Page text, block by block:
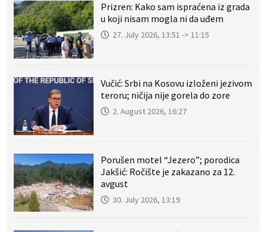
Prizren: Kako sam ispraćena iz grada
u koji nisam mogla ni da uđem
27. July 2026, 13:51 -> 11:15
Vučić: Srbi na Kosovu izloženi jezivom
teroru; ničija nije gorela do zore
2. August 2026, 16:27
Porušen motel “Jezero”; porodica
Jakšić: Ročište je zakazano za 12.
avgust
30. July 2026, 13:19